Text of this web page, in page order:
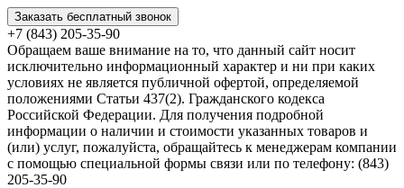
Заказать бесплатный звонок
+7 (843) 205-35-90
Обращаем ваше внимание на то, что данный сайт носит
исключительно информационный характер и ни при каких
условиях не является публичной офертой, определяемой
положениями Статьи 437(2). Гражданского кодекса
Российской Федерации. Для получения подробной
информации о наличии и стоимости указанных товаров и
(или) услуг, пожалуйста, обращайтесь к менеджерам компании
с помощью специальной формы связи или по телефону: (843)
205-35-90